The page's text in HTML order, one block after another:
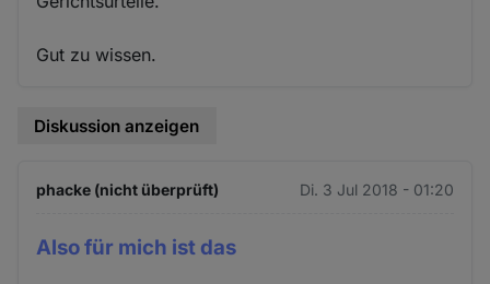
Gut zu wissen.
Diskussion anzeigen
phacke (nicht überprüft) Di. 3 Jul 2018 - 01:20
Also für mich ist das